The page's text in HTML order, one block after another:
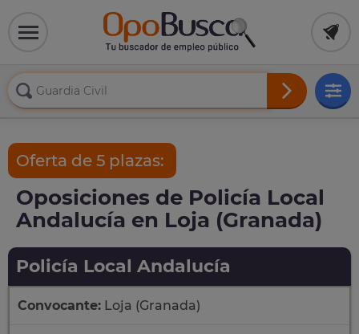
Oferta de 5 plazas:
Oposiciones de Policía Local
Andalucía en Loja (Granada)
Policía Local Andalucía
Convocante: Loja (Granada)